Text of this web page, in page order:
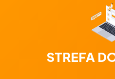
STREFA